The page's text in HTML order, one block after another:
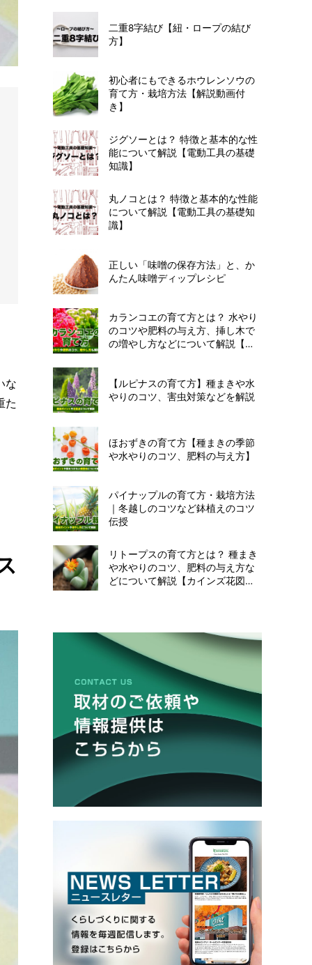
な
た
二重8字結び【紐・ロープの結び
方】
初心者にもできるホウレンソウの
育て方・栽培方法【解説動画付
き】
ジグソーとは？ 特徴と基本的な性
能について解説【電動工具の基礎
知識】
丸ノコとは？ 特徴と基本的な性能
について解説【電動工具の基礎知
識】
正しい「味噌の保存方法」と、か
んたん味噌ディップレシピ
カランコエの育て方とは？ 水やり
のコツや肥料の与え方、挿し木で
の増やし方などについて解説【カ
【ルピナスの育て方】種まきや水
やりのコツ、害虫対策などを解説
ほおずきの育て方【種まきの季節
や水やりのコツ、肥料の与え方】
パイナップルの育て方・栽培方法
｜冬越しのコツなど鉢植えのコツ
伝授
リトープスの育て方とは？ 種まき
や水やりのコツ、肥料の与え方な
どについて解説【カインズ花図